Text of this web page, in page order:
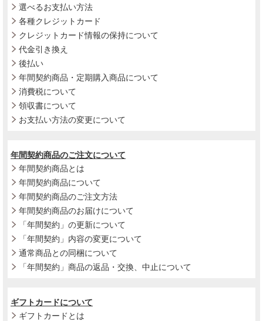
選べるお支払い方法
各種クレジットカード
クレジットカード情報の保持について
代金引き換え
後払い
年間契約商品・定期購入商品について
消費税について
領収書について
お支払い方法の変更について
年間契約商品のご注文について
年間契約商品とは
年間契約商品について
年間契約商品のご注文方法
年間契約商品のお届けについて
「年間契約」の更新について
「年間契約」内容の変更について
通常商品との同梱について
「年間契約」商品の返品・交換、中止について
ギフトカードについて
ギフトカードとは